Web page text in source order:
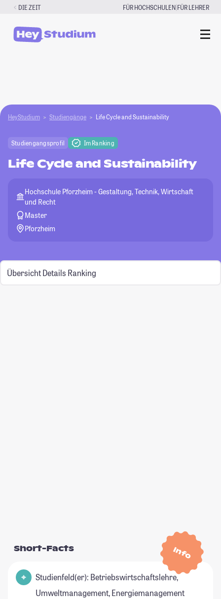
Zum
springen
DIE ZEIT FÜR HOCHSCHULEN|FÜR LEHRER
HeyStudium Studiengänge Life Cycle and Sustainability
Studiengangsprofil Im Ranking
Life Cycle and Sustainability
Hochschule Pforzheim - Gestaltung, Technik, Wirtschaft
und Recht
Master
Pforzheim
Übersicht Details Ranking
Info
Short-Facts
Studienfeld(er): Betriebswirtschaftslehre,
Umweltmanagement, Energiemanagement